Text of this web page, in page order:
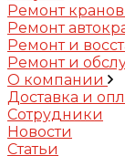
Ремонт
Ремонт
Ремонт и
Ремонт и
О компании
Доставка и
Сотрудники
Новости
Статьи